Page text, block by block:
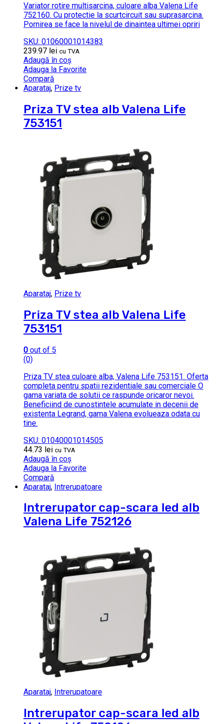
Variator rotire multisarcina, culoare alba Valena Life
752160. Cu protectie la scurtcircuit sau suprasarcina.
Pornirea se face la nivelul de dinaintea ultimei opriri
SKU: 01060001014383
239.97 lei cu TVA
Adaugă în coș
Adauga la Favorite
Compară
Aparataj, Prize tv
Priza TV stea alb Valena Life
753151
Aparataj, Prize tv
Priza TV stea alb Valena Life
753151
0 out of 5
(0)
Priza TV stea culoare alba, Valena Life 753151. Oferta
completa pentru spatii rezidentiale sau comerciale O
gama variata de solutii ce raspunde oricaror nevoi.
Beneficiind de cunostintele acumulate in decenii de
existenta Legrand, gama Valena evolueaza odata cu
tine.
SKU: 01040001014505
44.73 lei cu TVA
Adaugă în coș
Adauga la Favorite
Compară
Aparataj, Intrerupatoare
Intrerupator cap-scara led alb
Valena Life 752126
Aparataj, Intrerupatoare
Intrerupator cap-scara led alb